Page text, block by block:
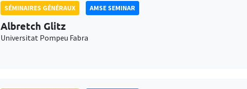
SÉMINAIRES GÉNÉRAUX AMSE SEMINAR
Albretch Glitz
Universitat Pompeu Fabra